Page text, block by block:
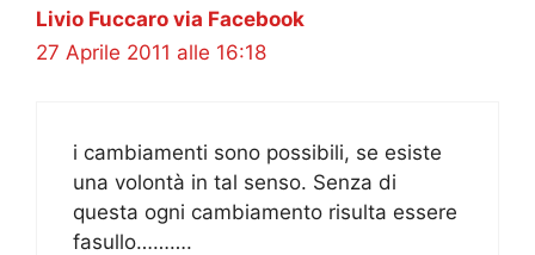
Livio Fuccaro via Facebook
27 Aprile 2011 alle 16:18
i cambiamenti sono possibili, se esiste
una volontà in tal senso. Senza di
questa ogni cambiamento risulta essere
fasullo……….